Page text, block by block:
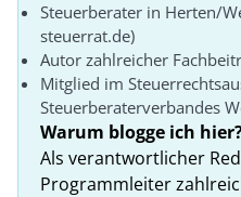
Steuerberater in Herten/
steuerrat.de)
Autor zahlreicher
Mitglied im
Steuerberaterverbandes
Warum blogge ich
Als verantwortlicher
Programmleiter